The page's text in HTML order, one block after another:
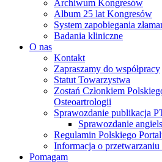
Archiwum Kongresów
Album 25 lat Kongresów
System zapobiegania
Badania kliniczne
O nas
Kontakt
Zapraszamy do współpracy
Statut Towarzystwa
Zostań Członkiem
Osteoartrologii
Sprawozdanie publikacja
Sprawozdanie
Regulamin Polskiego
Informacja o
Pomagam